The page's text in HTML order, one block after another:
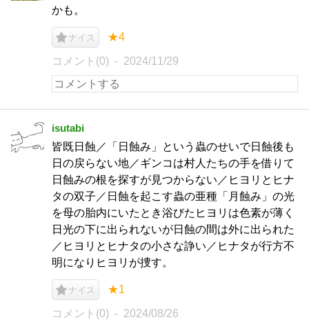
かも。
ナイス ★4
コメント(0) 2024/11/29
isutabi
皆既日蝕／「日蝕み」という蟲のせいで日蝕後も
日の戻らない地／ギンコは村人たちの手を借りて
日蝕みの根を探すが見つからない／ヒヨリとヒナ
タの双子／日蝕を起こす蟲の亜種「月蝕み」の光
を母の胎内にいたとき浴びたヒヨリは色素が薄く
日光の下に出られないが日蝕の間は外に出られた
／ヒヨリとヒナタの小さな諍い／ヒナタが行方不
明になりヒヨリが捜す。
ナイス ★1
コメント(0) 2024/08/26